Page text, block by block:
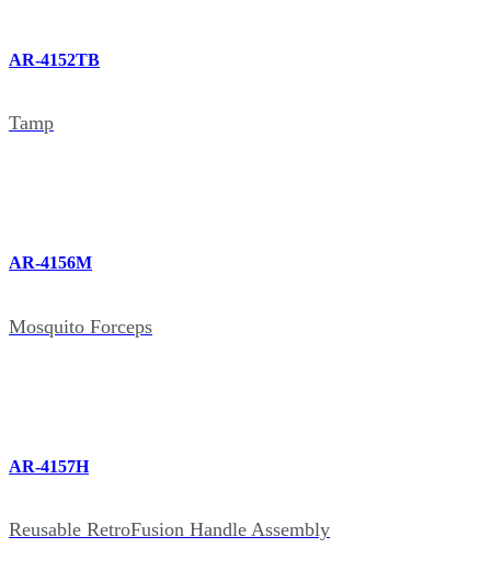
AR-4152TB
Tamp
AR-4156M
Mosquito Forceps
AR-4157H
Reusable RetroFusion Handle Assembly